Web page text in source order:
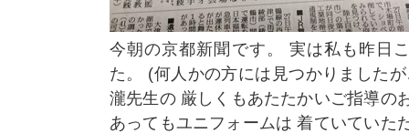
今朝の京都新聞です。 実は私も昨日
た。 (何人かの方には見つかりました
瀧先生の 厳しくもあたたかいご指導の
あってもユニフォームは 着ていていた